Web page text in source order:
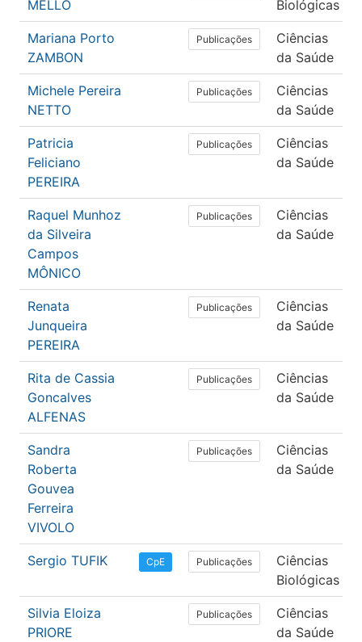
MELLO
Biológicas
Mariana Porto
ZAMBON
Publicações
Ciências
da Saúde
Michele Pereira
NETTO
Publicações
Ciências
da Saúde
Patricia
Feliciano
PEREIRA
Publicações
Ciências
da Saúde
Raquel Munhoz
da Silveira
Campos
MÔNICO
Publicações
Ciências
da Saúde
Renata
Junqueira
PEREIRA
Publicações
Ciências
da Saúde
Rita de Cassia
Goncalves
ALFENAS
Publicações
Ciências
da Saúde
Sandra
Roberta
Gouvea
Ferreira
VIVOLO
Publicações
Ciências
da Saúde
Sergio TUFIK CpE Publicações
Ciências
Biológicas
Silvia Eloiza
PRIORE
Publicações
Ciências
da Saúde